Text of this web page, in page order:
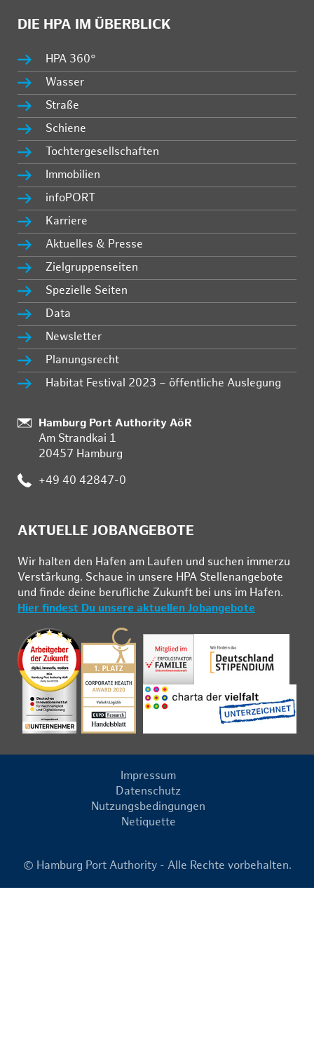
DIE HPA IM ÜBERBLICK
HPA 360°
Wasser
Straße
Schiene
Tochtergesellschaften
Immobilien
infoPORT
Karriere
Aktuelles & Presse
Zielgruppenseiten
Spezielle Seiten
Data
Newsletter
Planungsrecht
Habitat Festival 2023 – öffentliche Auslegung
Standort:
Hamburg Port Authority AöR
Am Strandkai 1
20457 Hamburg
Telefon:
+49 40 42847-0
AKTUELLE JOBANGEBOTE
Wir hal­ten den Ha­fen am Lau­fen und su­chen im­mer­zu
Ver­stär­kung. Schau­e in un­se­re HPA Stel­len­an­ge­bo­te
und fin­de deine be­ruf­li­che Zu­kunft bei uns im Ha­fen.
Hier findest Du unsere aktuellen Jobangebote
Impressum
Datenschutz
Nutzungsbedingungen
Netiquette
© Hamburg Port Authority - Alle Rechte vorbehalten.